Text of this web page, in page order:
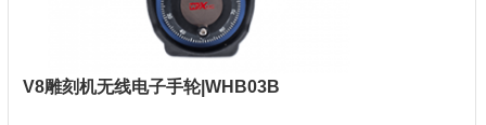
V8雕刻机无线电子手轮|WHB03B